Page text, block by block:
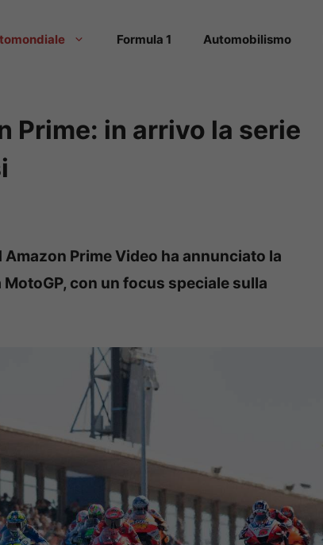
Formula 1 Automobilismo
Prime: in arrivo la serie
Prime Video ha annunciato la
con un focus speciale sulla